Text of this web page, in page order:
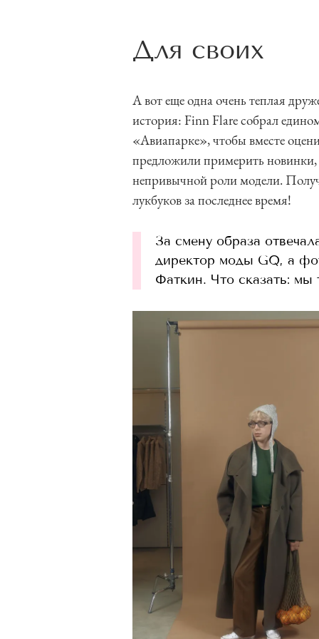
1
f
6
Для своих
А вот еще одна очень теплая
история: Finn Flare собрал
«Авиапарке», чтобы вместе
предложили примерить новинки,
непривычной роли модели.
лукбуков за последнее время!
За смену образа
директор моды GQ, а
Фаткин. Что сказать: